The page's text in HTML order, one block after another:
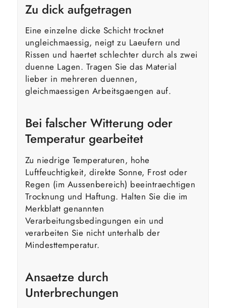
Zu dick aufgetragen
Eine einzelne dicke Schicht trocknet
ungleichmaessig, neigt zu Laeufern und
Rissen und haertet schlechter durch als zwei
duenne Lagen. Tragen Sie das Material
lieber in mehreren duennen,
gleichmaessigen Arbeitsgaengen auf.
Bei falscher Witterung oder
Temperatur gearbeitet
Zu niedrige Temperaturen, hohe
Luftfeuchtigkeit, direkte Sonne, Frost oder
Regen (im Aussenbereich) beeintraechtigen
Trocknung und Haftung. Halten Sie die im
Merkblatt genannten
Verarbeitungsbedingungen ein und
verarbeiten Sie nicht unterhalb der
Mindesttemperatur.
Ansaetze durch
Unterbrechungen